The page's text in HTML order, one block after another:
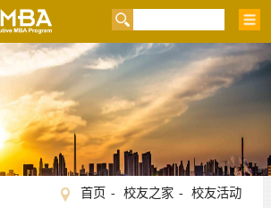
首页 校友之家 校友活动